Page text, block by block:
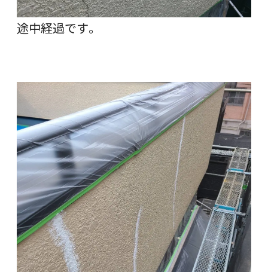
途中経過です。